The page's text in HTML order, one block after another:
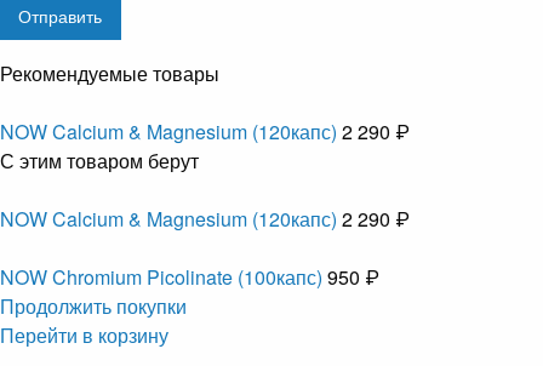
Рекомендуемые товары
NOW Calcium & Magnesium (120капс) 2 290 ₽
С этим товаром берут
NOW Calcium & Magnesium (120капс) 2 290 ₽
NOW Chromium Picolinate (100капс) 950 ₽
Продолжить покупки
Перейти в корзину